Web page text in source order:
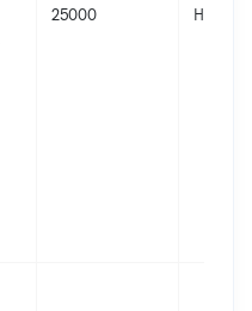
25000 Не